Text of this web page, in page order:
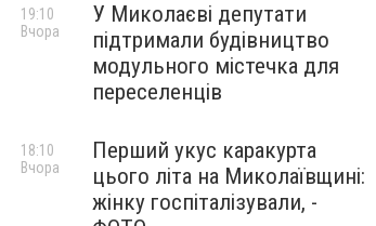
У Миколаєві депутати
підтримали будівництво
модульного містечка для
переселенців
19:10
Вчора
Перший укус каракурта
цього літа на Миколаївщині:
жінку госпіталізували, -
18:10
Вчора